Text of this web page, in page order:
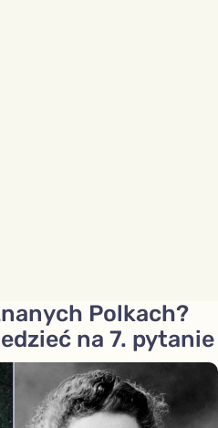
Polkach?
na 7. pytanie